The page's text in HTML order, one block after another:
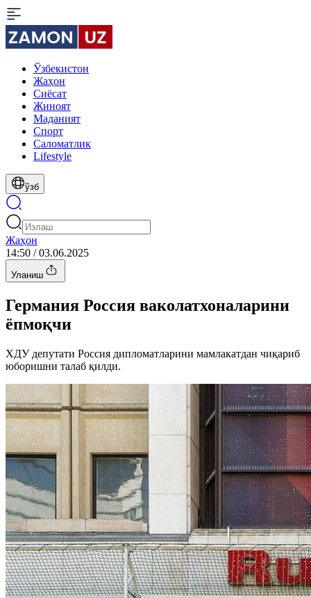
Ўзбекистон
Жаҳон
Сиёсат
Жиноят
Маданият
Спорт
Cаломатлик
Lifestyle
ўзб
Жаҳон
14:50 / 03.06.2025
Уланиш
Германия Россия ваколатхоналарини
ёпмоқчи
ХДУ депутати Россия дипломатларини мамлакатдан чиқариб
юборишни талаб қилди.